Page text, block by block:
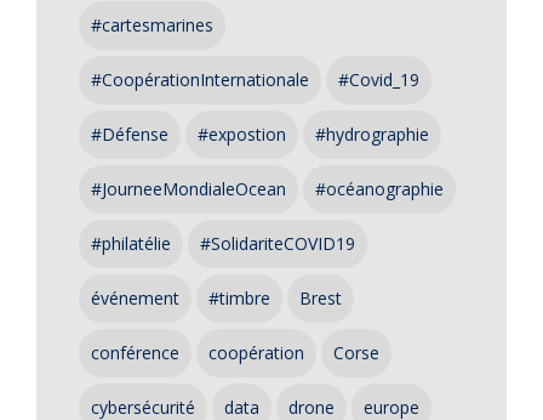
#cartesmarines
#CoopérationInternationale #Covid_19
#Défense #expostion #hydrographie
#JourneeMondialeOcean #océanographie
#philatélie #SolidariteCOVID19
événement #timbre Brest
conférence coopération Corse
cybersécurité data drone europe